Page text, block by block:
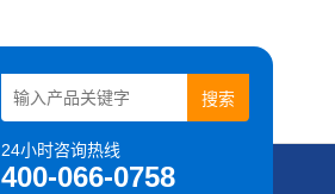
24小时咨询热线
400-066-0758